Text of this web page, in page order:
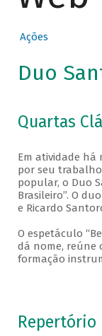
Ações
Duo
Quartas
Em atividade há
por seu
popular, o Duo
Brasileiro”. O
e Ricardo
O espetáculo
dá nome, reúne
formação
Repertório